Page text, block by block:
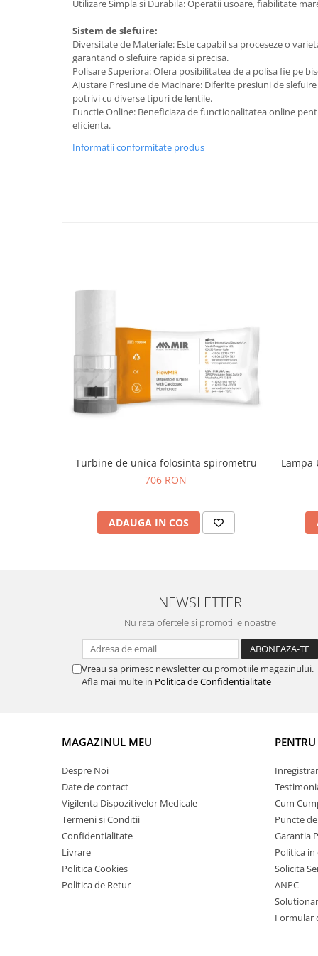
Lampi bactericide si Dispozitive de
Lampi de operatie si medicale
Laringoscoape
Lentile de diagnostic
Lupe chirurgicale
OCT - Tomografe in coerenta
Optotipuri, teste de vedere si
proiectoare de teste
Tensiometre si stetoscoape
Teste Cromatice
Truse de lentile si rame probe
Truse prim ajutor
Utilizare Simpla si Durabila: Operatii usoare, fiabilitate
Sistem de slefuire:
Diversitate de Materiale: Este capabil sa proceseze o
garantand o slefuire rapida si precisa.
Polisare Superiora: Ofera posibilitatea de a polisa fie pe
Ajustare Presiune de Macinare: Diferite presiuni de
potrivi cu diverse tipuri de lentile.
Functie Online: Beneficiaza de functionalitatea online
eficienta.
Informatii conformitate produs
Turbine de unica folosinta spirometru
706 RON
ADAUGA IN COS
Lampa
NEWSLETTER
Nu rata ofertele si promotiile noastre
Vreau sa primesc newsletter cu promotiile magazinului.
Afla mai multe in Politica de Confidentialitate
MAGAZINUL MEU
Despre Noi
Date de contact
Vigilenta Dispozitivelor Medicale
Termeni si Conditii
Confidentialitate
Livrare
Politica Cookies
Politica de Retur
Cum
Puncte
Garantia
Politica
Solicita
ANPC
Formular